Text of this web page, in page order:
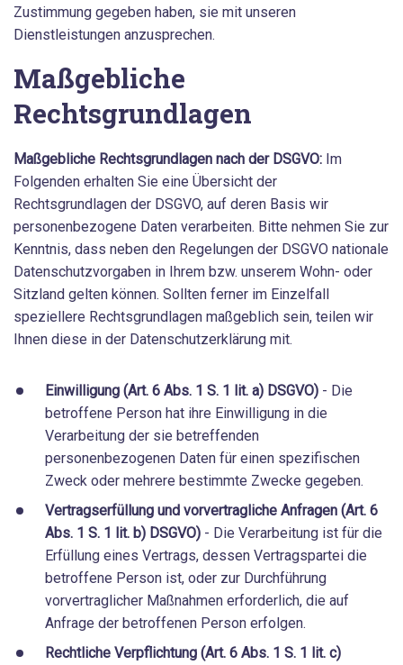
Zustimmung gegeben haben, sie mit unseren
Dienstleistungen anzusprechen.
Maßgebliche
Rechtsgrundlagen
Maßgebliche Rechtsgrundlagen nach der DSGVO: Im
Folgenden erhalten Sie eine Übersicht der
Rechtsgrundlagen der DSGVO, auf deren Basis wir
personenbezogene Daten verarbeiten. Bitte nehmen Sie zur
Kenntnis, dass neben den Regelungen der DSGVO nationale
Datenschutzvorgaben in Ihrem bzw. unserem Wohn- oder
Sitzland gelten können. Sollten ferner im Einzelfall
speziellere Rechtsgrundlagen maßgeblich sein, teilen wir
Ihnen diese in der Datenschutzerklärung mit.
Einwilligung (Art. 6 Abs. 1 S. 1 lit. a) DSGVO) - Die
betroffene Person hat ihre Einwilligung in die
Verarbeitung der sie betreffenden
personenbezogenen Daten für einen spezifischen
Zweck oder mehrere bestimmte Zwecke gegeben.
Vertragserfüllung und vorvertragliche Anfragen (Art. 6
Abs. 1 S. 1 lit. b) DSGVO) - Die Verarbeitung ist für die
Erfüllung eines Vertrags, dessen Vertragspartei die
betroffene Person ist, oder zur Durchführung
vorvertraglicher Maßnahmen erforderlich, die auf
Anfrage der betroffenen Person erfolgen.
Rechtliche Verpflichtung (Art. 6 Abs. 1 S. 1 lit. c)